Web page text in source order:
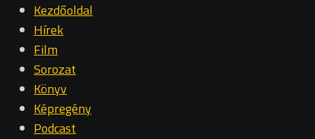
Kezdőoldal
Hírek
Film
Sorozat
Könyv
Képregény
Podcast